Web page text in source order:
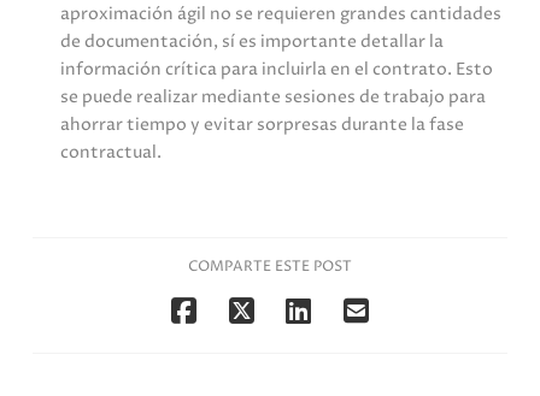
aproximación ágil no se requieren grandes cantidades
de documentación, sí es importante detallar la
información crítica para incluirla en el contrato. Esto
se puede realizar mediante sesiones de trabajo para
ahorrar tiempo y evitar sorpresas durante la fase
contractual.
COMPARTE ESTE POST